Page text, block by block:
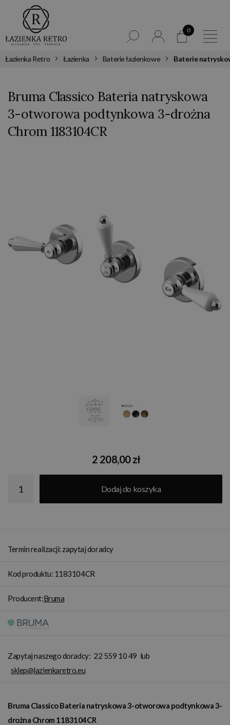
0
Łazienka Retro Łazienka Baterie łazienkowe Baterie
Bruma Classico Bateria natryskowa
3-otworowa podtynkowa 3-drożna
Chrom 1183104CR
2 208,00 zł
Dodaj do koszyka
Termin realizacji: zapytaj doradcy
Kod produktu: 1183104CR
Producent:Bruma
Zapytaj naszego doradcy: 22 559 10 49 lub
sklep@lazienkaretro.eu
Bruma Classico Bateria natryskowa 3-otworowa podtynkowa 3-
drożna Chrom 1183104CR